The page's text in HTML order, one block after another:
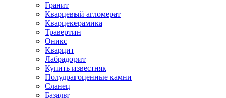
Гранит
Кварцевый агломерат
Кварцекерамика
Травертин
Оникс
Кварцит
Лабрадорит
Купить известняк
Полудрагоценные камни
Сланец
Базальт